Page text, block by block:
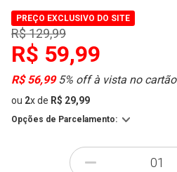
PREÇO EXCLUSIVO DO SITE
R$ 129,99
R$ 59,99
R$ 56,995% off à vista no cartão
ou 2xde R$ 29,99
Opções de Parcelamento:
-